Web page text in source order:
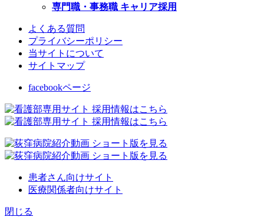
専門職・事務職 キャリア採用
よくある質問
プライバシーポリシー
当サイトについて
サイトマップ
facebookページ
患者さん向けサイト
医療関係者向けサイト
閉じる